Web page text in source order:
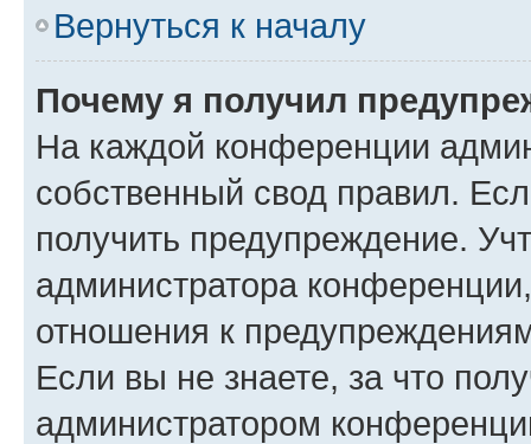
Вернуться к началу
Почему я получил
На каждой конференции
собственный свод правил.
получить предупреждение.
администратора
отношения к
Если вы не знаете, за что
администратором